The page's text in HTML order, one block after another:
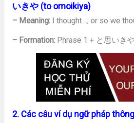
いきや (to omoikiya)
– Meaning: I thought…; or so we
– Formation: Phrase 1 + と思いき
2. Các câu ví dụ ngữ pháp